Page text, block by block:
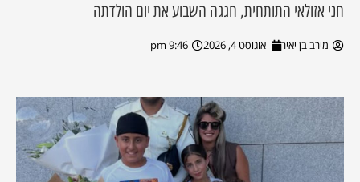
חני אזולאי התותחית, חגגה השבוע את יום הולדתה
מירב בן יאיר אוגוסט 4, 2026 9:46 pm